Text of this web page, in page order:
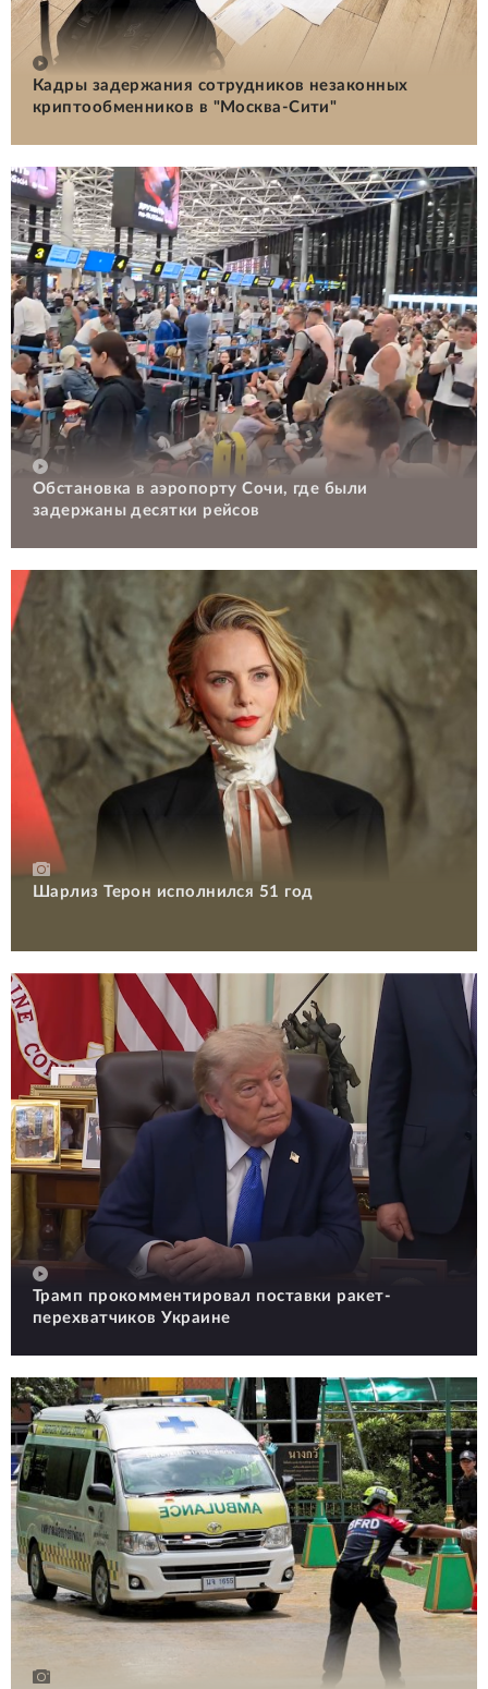
Кадры задержания сотрудников незаконных
криптообменников в "Москва-Сити"
Обстановка в аэропорту Сочи, где были
задержаны десятки рейсов
Шарлиз Терон исполнился 51 год
Трамп прокомментировал поставки ракет-
перехватчиков Украине